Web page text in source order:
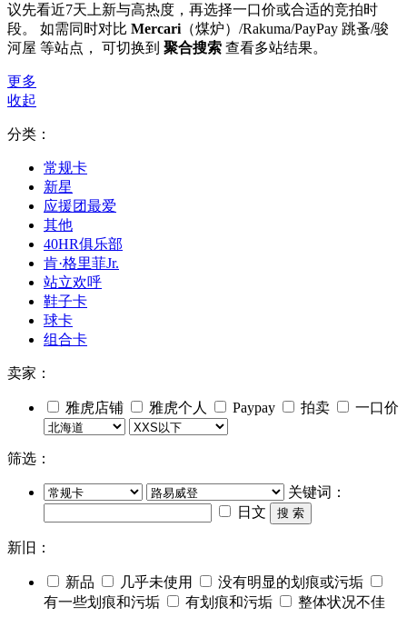
议先看近7天上新与高热度，再选择一口价或合适的竞拍时
段。 如需同时对比 Mercari （煤炉）/Rakuma/PayPay 跳蚤/骏
河屋 等站点， 可切换到 聚合搜索 查看多站结果。
更多
收起
分类：
常规卡
新星
应援团最爱
其他
40HR俱乐部
肯·格里菲Jr.
站立欢呼
鞋子卡
球卡
组合卡
卖家：
雅虎店铺 雅虎个人 Paypay 拍卖 一口价
筛选：
关键词：
日文
搜 索
新旧：
新品 几乎未使用
没有明显的划痕或污垢
有一些划痕和污垢
有划痕和污垢 整体状况不佳